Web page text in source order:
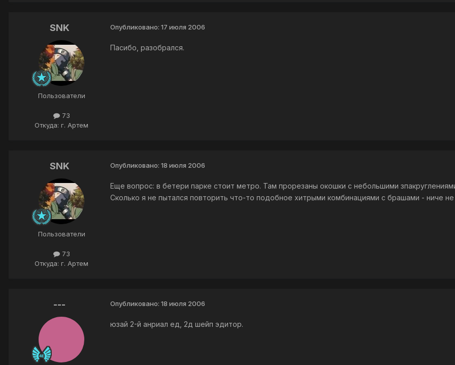
SNK
Пользователи
73
Откуда: г. Артем
Опубликовано: 17 июля 2006
Пасибо, разобрался.
SNK
Пользователи
73
Откуда: г. Артем
Опубликовано: 18 июля 2006
Еще вопрос: в бетери парке стоит метро. Там прорезаны окошки с небольшими
Сколько я не пытался повторить что-то подобное хитрыми комбинациями с брашами - ниче не
--- Опубликовано: 18 июля 2006
юзай 2-й анриал ед, 2д шейп эдитор.